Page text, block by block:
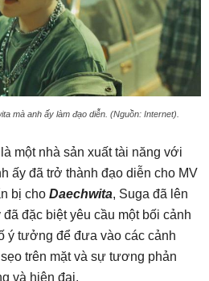
mà anh ấy làm đạo diễn. (Nguồn: Internet).
một nhà sản xuất tài năng với
ấy đã trở thành đạo diễn cho MV
bị cho Daechwita, Suga đã lên
đặc biệt yêu cầu một bối cảnh
ý tưởng để đưa vào các cảnh
trên mặt và sự tương phản
và hiện đại.